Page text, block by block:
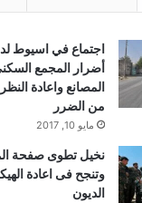
اجتماع في اسيوط
أضرار المجمع
المصانع واعادة
من الضرر
مايو 10, 2017
نخيل تطوى صفحة
وتنجح فى اعادة
الديون